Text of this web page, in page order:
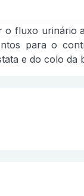
fluxo urinário
para o
e do colo da